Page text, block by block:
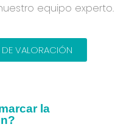
equipo experto.
VALORACIÓN
la